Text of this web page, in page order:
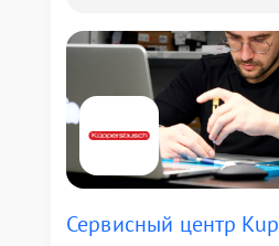
Сервисный центр